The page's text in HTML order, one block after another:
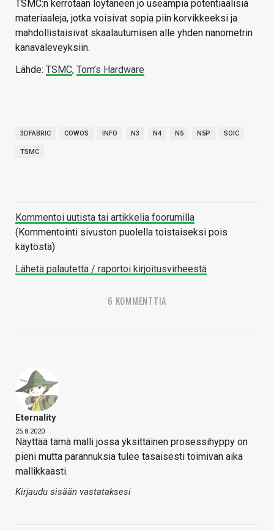
TSMC:n kerrotaan löytäneen jo useampia potentiaalisia
materiaaleja, jotka voisivat sopia piin korvikkeeksi ja
mahdollistaisivat skaalautumisen alle yhden nanometrin
kanavaleveyksiin.
Lähde: TSMC, Tom’s Hardware
3DFABRIC COWOS INFO N3 N4 N5 N5P SOIC
TSMC
Kommentoi uutista tai artikkelia foorumilla
(Kommentointi sivuston puolella toistaiseksi pois
käytöstä)
Lähetä palautetta / raportoi kirjoitusvirheestä
6 KOMMENTTIA
Eternality
25.8.2020
Näyttää tämä malli jossa yksittäinen prosessihyppy on
pieni mutta parannuksia tulee tasaisesti toimivan aika
mallikkaasti.
Kirjaudu sisään vastataksesi